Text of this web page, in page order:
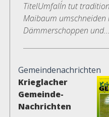
TitelUmfall´n tut
Maibaum umschneiden
Dämmerschoppen und...
Gemeindenachrichten
Krieglacher
Gemeinde-
Nachrichten